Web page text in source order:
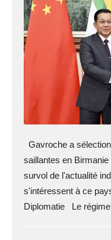
Gavroche a
saillantes en
survol de l'actualité
s'intéressent à ce
Diplomatie Le